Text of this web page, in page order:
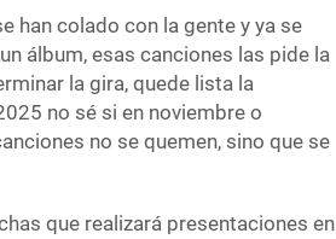
han colado con la gente y ya se
álbum, esas canciones las pide la
la gira, quede lista la
no sé si en noviembre o
no se quemen, sino que se
que realizará presentaciones en